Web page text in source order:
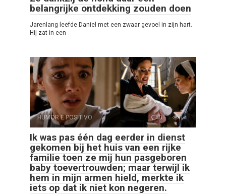
belangrijke ontdekking zouden doen
Jarenlang leefde Daniel met een zwaar gevoel in zijn hart.
Hij zat in een
HUMOR E POSITIVO 0 1
Ik was pas één dag eerder in dienst
gekomen bij het huis van een rijke
familie toen ze mij hun pasgeboren
baby toevertrouwden; maar terwijl ik
hem in mijn armen hield, merkte ik
iets op dat ik niet kon negeren.